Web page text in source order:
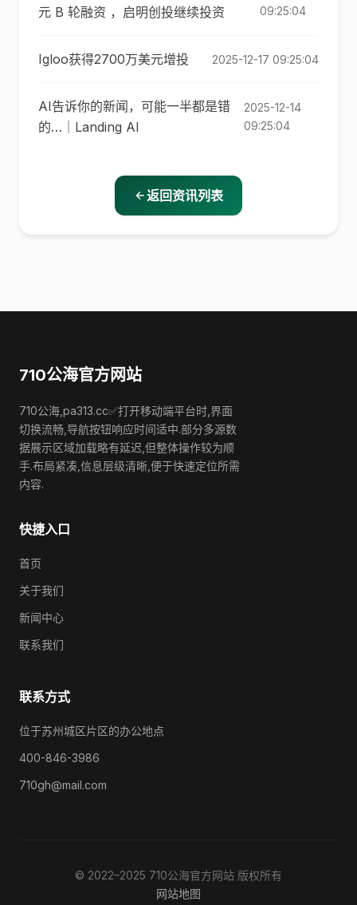
元 B 轮融资 ，启明创投继续投资
09:25:04
Igloo获得2700万美元增投 2025-12-17 09:25:04
AI告诉你的新闻，可能一半都是错
的…｜Landing AI
2025-12-14
09:25:04
返回资讯列表
710公海官方网站
710公海,pa313.cc✅打开移动端平台时,界面
切换流畅,导航按钮响应时间适中.部分多源数
据展示区域加载略有延迟,但整体操作较为顺
手.布局紧凑,信息层级清晰,便于快速定位所需
内容.
快捷入口
首页
关于我们
新闻中心
联系我们
联系方式
位于苏州城区片区的办公地点
400-846-3986
710gh@mail.com
© 2022–2025 710公海官方网站 版权所有
网站地图